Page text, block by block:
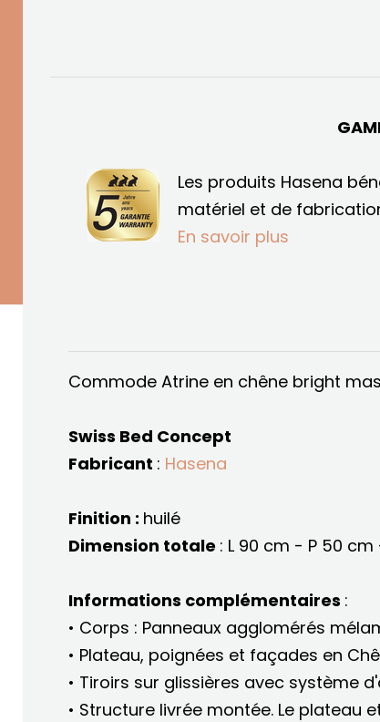
Les produits Hasena
matériel et de
En savoir plus
Commode Atrine en chêne bright
Swiss Bed Concept
Fabricant : Hasena
Finition : huilé
Dimension totale : L 90 cm - P 50
Informations complémentaires :
• Corps : Panneaux agglomérés
• Plateau, poignées et façades en
• Tiroirs sur glissières avec système
• Structure livrée montée. Le plateau